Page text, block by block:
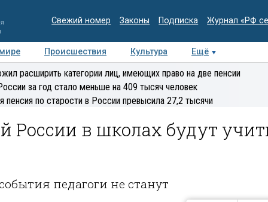
Свежий номер Законы Подписка Журнал «РФ
Происшествия Культура
Ещё
Медиацентр
Интервью Колумнисты
расширить категории лиц, имеющих право на две пенсии
за год стало меньше на 409 тысяч человек
пенсия по старости в России превысила 27,2 тысячи
России в школах будут
педагоги не станут